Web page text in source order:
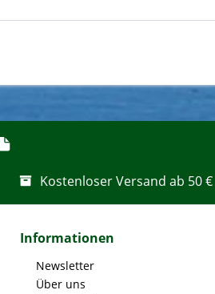
Kostenloser Versand ab 50 €
Informationen
Newsletter
Über uns